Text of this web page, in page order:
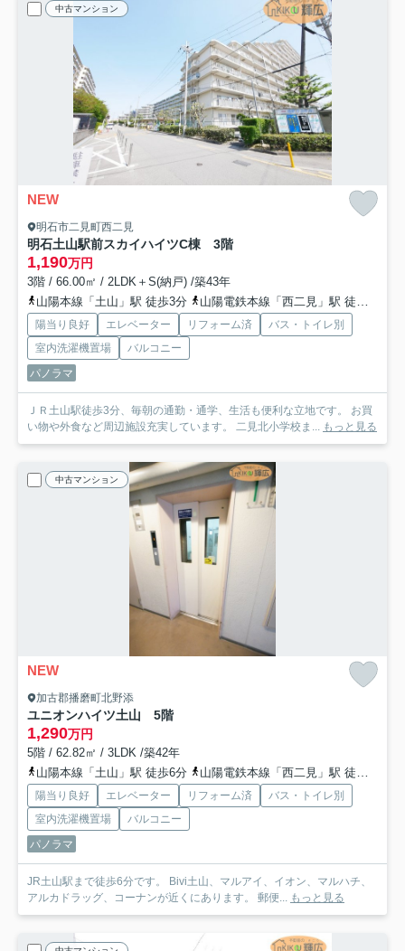
中古マンション
NEW
明石市二見町西二見
明石土山駅前スカイハイツC棟 3階
1,190万円
3階 / 66.00㎡ / 2LDK＋S(納戸) /築43年
山陽本線「土山」駅 徒歩3分
山陽電鉄本線「西二見」駅 徒歩26分
陽当り良好 エレベーター リフォーム済
バス・トイレ別
室内洗濯機置場
バルコニー
パノラマ
ＪＲ土山駅徒歩3分、毎朝の通勤・通学、生活も便利な立地です。 お買
い物や外食など周辺施設充実しています。 二見北小学校ま...
もっと見る
中古マンション
NEW
加古郡播磨町北野添
ユニオンハイツ土山 5階
1,290万円
5階 / 62.82㎡ / 3LDK /築42年
山陽本線「土山」駅 徒歩6分
山陽電鉄本線「西二見」駅 徒歩24分
陽当り良好 エレベーター リフォーム済
バス・トイレ別
室内洗濯機置場
バルコニー
パノラマ
JR土山駅まで徒歩6分です。 Bivi土山、マルアイ、イオン、マルハチ、
アルカドラッグ、コーナンが近くにあります。 郵便...
もっと見る